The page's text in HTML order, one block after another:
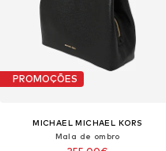
PROMOÇÕES
MICHAEL MICHAEL KORS
Mala de ombro